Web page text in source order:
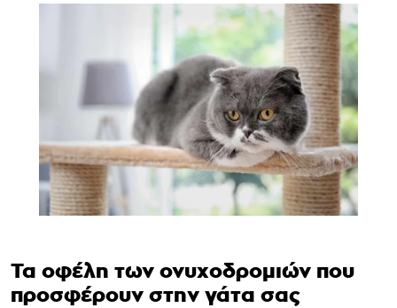
Τα οφέλη των ονυχοδρομιών που
προσφέρουν στην γάτα σας